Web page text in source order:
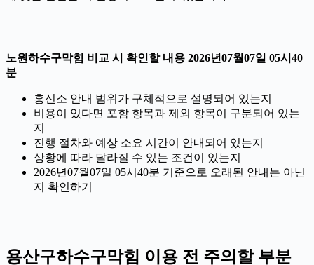
노원하수구막힘 비교 시 확인할 내용 2026년07월07일 05시40
분
흥신소 안내 범위가 구체적으로 설명되어 있는지
비용이 있다면 포함 항목과 제외 항목이 구분되어 있는
지
진행 절차와 예상 소요 시간이 안내되어 있는지
상황에 따라 달라질 수 있는 조건이 있는지
2026년07월07일 05시40분 기준으로 오래된 안내는 아닌
지 확인하기
용산구하수구막힘 이용 전 주의할 부분